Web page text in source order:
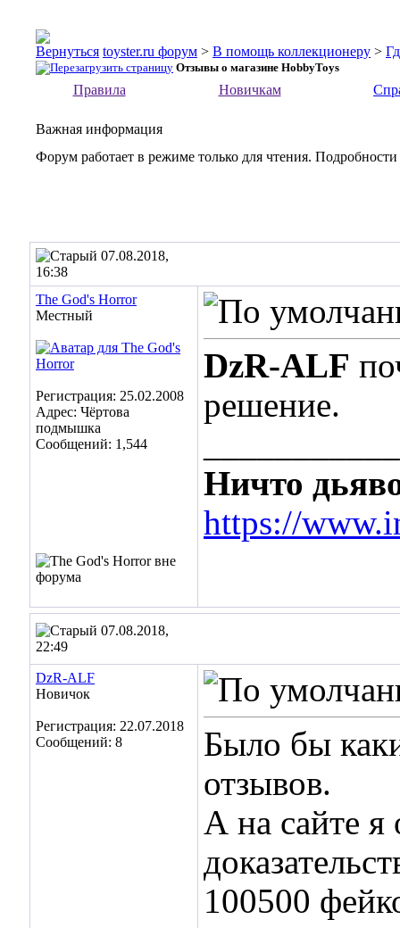
toyster.ru форум > В помощь коллекционеру >
Отзывы о магазине HobbyToys
Правила Новичкам
Важная информация
Форум работает в режиме только для чтения.
07.08.2018,
16:38
The God's Horror
Местный
Регистрация: 25.02.2008
Адрес: Чёртова
подмышка
Сообщений: 1,544
DzR-ALF
решение.
Ничто
https://
07.08.2018,
22:49
DzR-ALF
Новичок
Регистрация: 22.07.2018
Сообщений: 8
Было бы
отзывов.
А на сайте
100500